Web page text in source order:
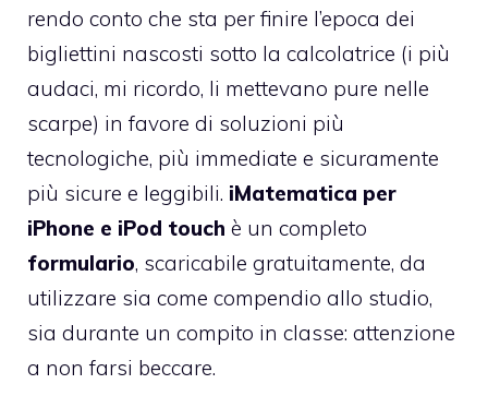
rendo conto che sta per finire l’epoca dei
bigliettini nascosti sotto la calcolatrice (i più
audaci, mi ricordo, li mettevano pure nelle
scarpe) in favore di soluzioni più
tecnologiche, più immediate e sicuramente
più sicure e leggibili. iMatematica per
iPhone e iPod touch è un completo
formulario, scaricabile gratuitamente, da
utilizzare sia come compendio allo studio,
sia durante un compito in classe: attenzione
a non farsi beccare.